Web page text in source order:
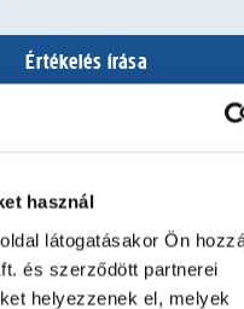
használ
látogatásakor Ön
és szerződött partnerei
helyezzenek el, melyek
Értékelés írása
súly információk